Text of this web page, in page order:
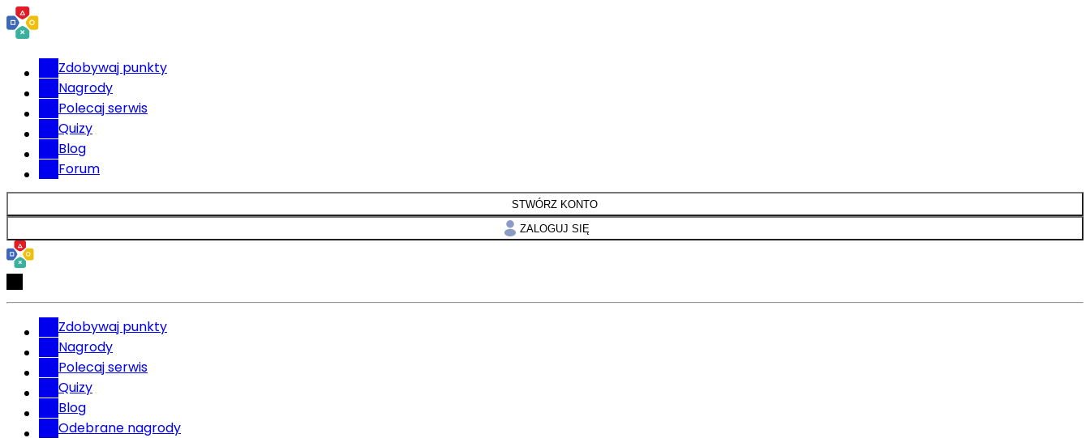
Zdobywaj punkty
Nagrody
Polecaj serwis
Quizy
Blog
Forum
STWÓRZ KONTO
ZALOGUJ SIĘ
Zdobywaj punkty
Nagrody
Polecaj serwis
Quizy
Blog
Odebrane nagrody